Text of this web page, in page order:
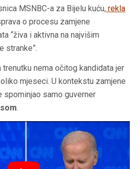
MSNBC-a za Bijelu kuću, rekla
o procesu zamjene
“živa i aktivna na najvišim
stranke”.
trenutku nema očitog kandidata jer
mjeseci. U kontekstu zamjene
spominjao samo guverner
.